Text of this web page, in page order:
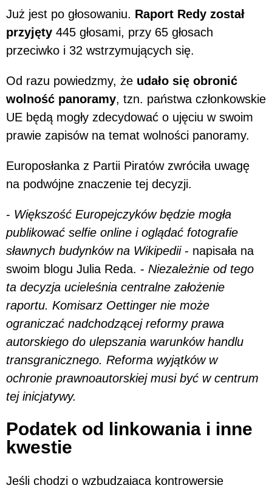
Już jest po głosowaniu. Raport Redy został
przyjęty 445 głosami, przy 65 głosach
przeciwko i 32 wstrzymujących się.
Od razu powiedzmy, że udało się obronić
wolność panoramy, tzn. państwa członkowskie
UE będą mogły zdecydować o ujęciu w swoim
prawie zapisów na temat wolności panoramy.
Europosłanka z Partii Piratów zwróciła uwagę
na podwójne znaczenie tej decyzji.
- Większość Europejczyków będzie mogła
publikować selfie online i oglądać fotografie
sławnych budynków na Wikipedii - napisała na
swoim blogu Julia Reda. - Niezależnie od tego
ta decyzja ucieleśnia centralne założenie
raportu. Komisarz Oettinger nie może
ograniczać nadchodzącej reformy prawa
autorskiego do ulepszania warunków handlu
transgranicznego. Reforma wyjątków w
ochronie prawnoautorskiej musi być w centrum
tej inicjatywy.
Podatek od linkowania i inne
kwestie
Jeśli chodzi o wzbudzającą kontrowersje